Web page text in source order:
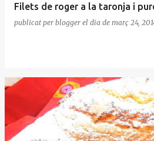
Filets de roger a la taronja i
publicat per blogger el dia de març 24,